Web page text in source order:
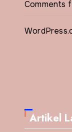
Comments
Artikel